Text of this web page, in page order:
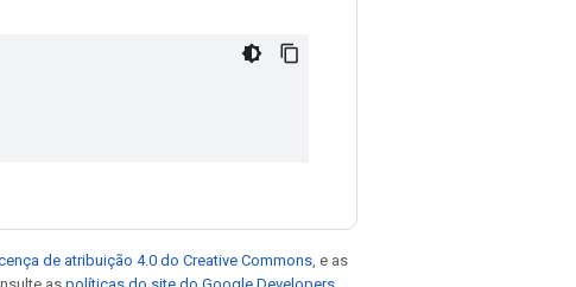
de atribuição 4.0 do Creative Commons, e as